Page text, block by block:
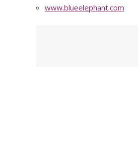
www.blueelephant.com